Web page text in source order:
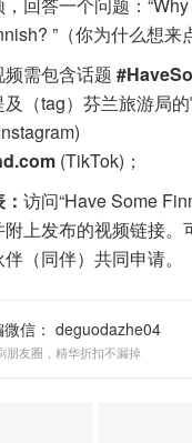
”（你为什么想来
频需包含话题
（tag）芬兰旅游局的
(TikTok)；
访问“Have Some
上发布的视频链接。
（同伴）共同申请。
信：
朋友圈，精华折扣不漏掉